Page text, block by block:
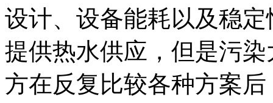
设计、设备能耗以及稳
提供热水供应，但是污
方在反复比较各种方案